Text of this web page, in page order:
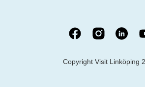
Copyright Visit Linköping